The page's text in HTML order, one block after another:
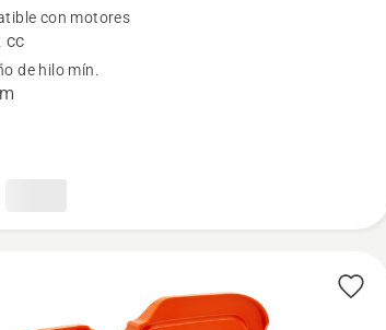
con motores
cc
de hilo mín.